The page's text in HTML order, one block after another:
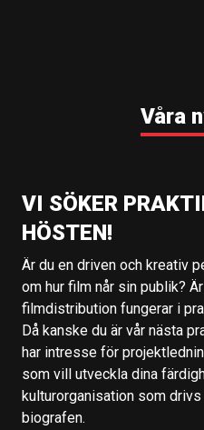
Våra
VI SÖKER
HÖSTEN!
Är du en driven och kreativ
om hur film når sin publik?
filmdistribution fungerar i
Då kanske du är vår nästa
har intresse för
som vill utveckla dina
kulturorganisation som
biografen.